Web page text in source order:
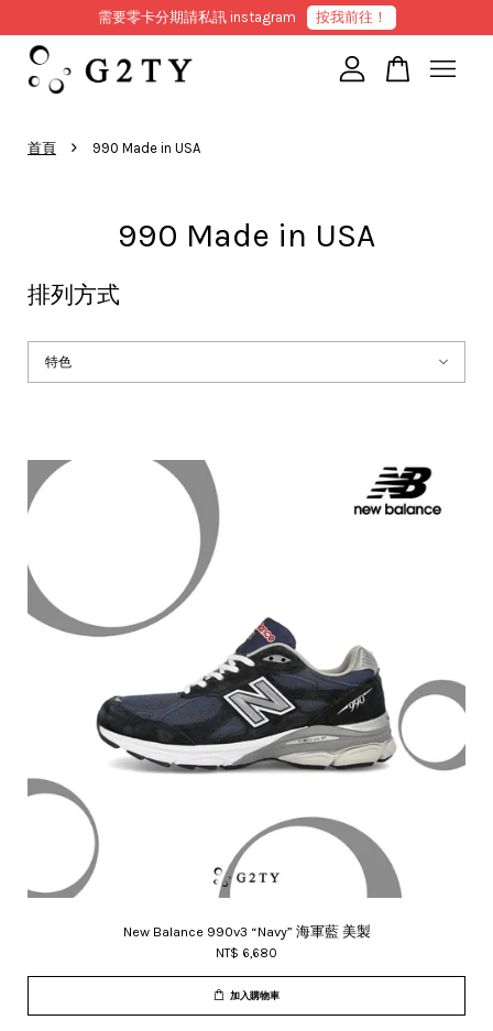
需要零卡分期請私訊 instagram 按我前往！
首頁 › 990 Made in USA
990 Made in USA
排列方式
New Balance 990v3 “Navy” 海軍藍 美製
NT$ 6,680
加入購物車